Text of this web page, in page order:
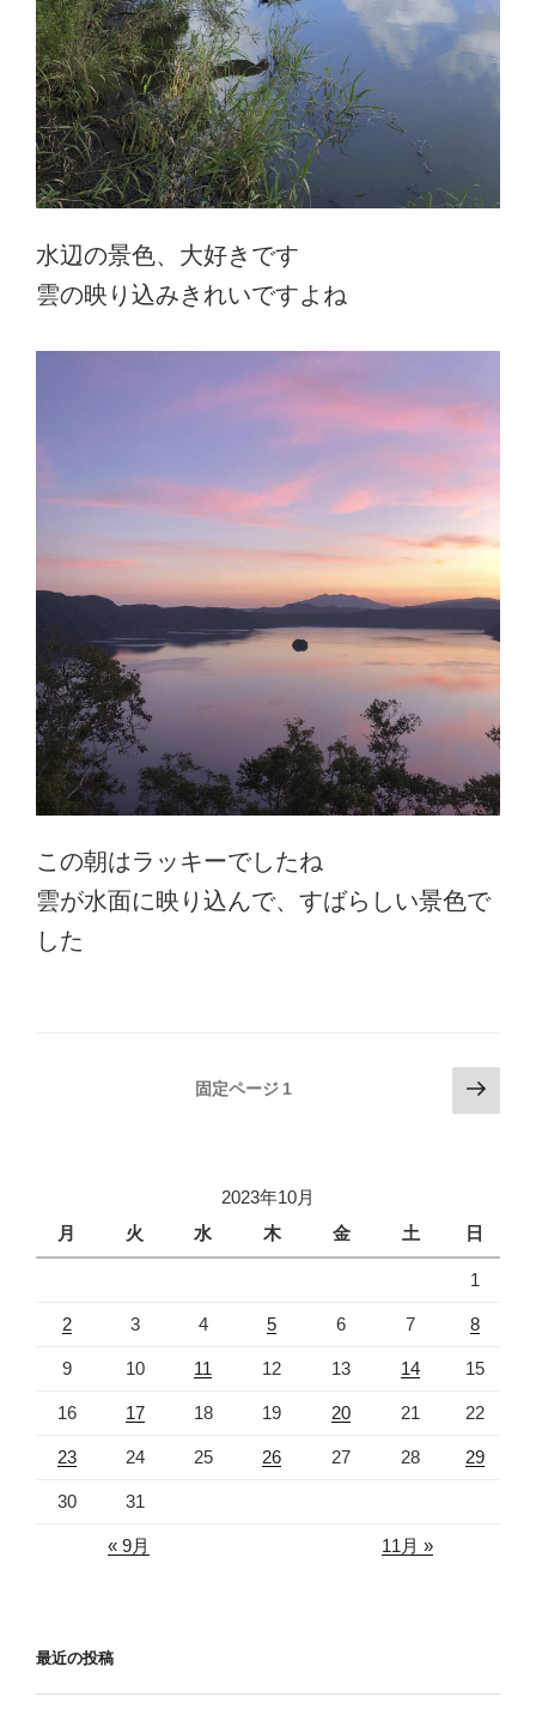
水辺の景色、大好きです
雲の映り込みきれいですよね
この朝はラッキーでしたね
雲が水面に映り込んで、すばらしい景色で
した
ジ
固定ページ 1
次
の
2023年10月
月
火 水 木 金 土 日
1
2 3 4 5 6 7 8
9 10 11 12 13 14 15
16 17 18 19 20 21 22
23 24 25 26 27 28 29
30 31
« 9月 11月 »
最近の投稿